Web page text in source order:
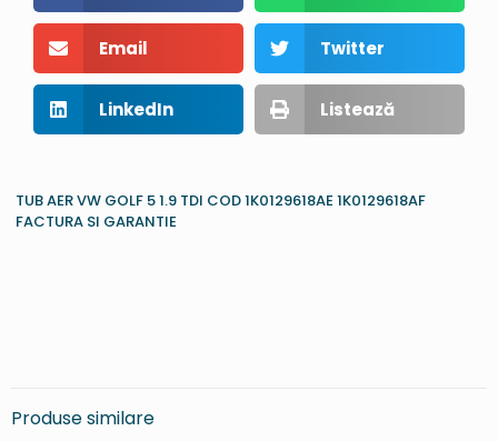
Email Twitter
LinkedIn Listează
TUB AER VW GOLF 5 1.9 TDI COD 1K0129618AE 1K0129618AF
FACTURA SI GARANTIE
Produse similare